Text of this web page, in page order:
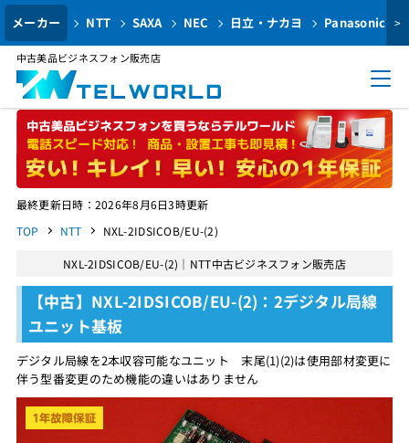
メーカー NTT SAXA NEC 日立・ナカヨ Panasonic >
中古美品ビジネスフォン販売店
最終更新日時：2026年8月6日3時更新
TOP
NTT NXL-2IDSICOB/EU-(2)
NXL-2IDSICOB/EU-(2)｜NTT中古ビジネスフォン販売店
【中古】NXL-2IDSICOB/EU-(2)：2デジタル局線
ユニット基板
デジタル局線を2本収容可能なユニット 末尾(1)(2)は使用部材変更に
伴う型番変更のため機能の違いはありません